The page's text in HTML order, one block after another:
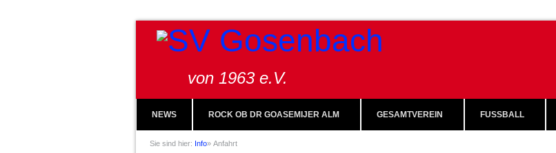
von 1963 e.V.
NEWS ROCK OB DR GOASEMIJER ALM GESAMTVEREIN FUSSBALL
Sie sind hier: Info» Anfahrt